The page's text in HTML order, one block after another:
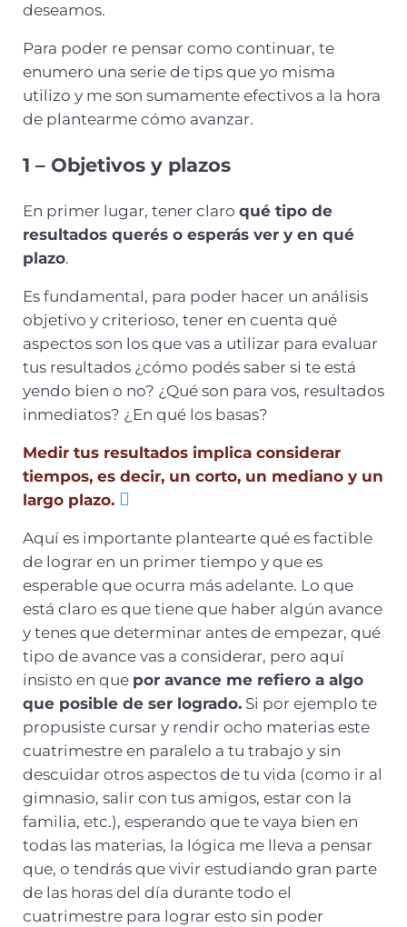
deseamos.
Para poder re pensar como continuar, te
enumero una serie de tips que yo misma
utilizo y me son sumamente efectivos a la hora
de plantearme cómo avanzar.
1 – Objetivos y plazos
En primer lugar, tener claro qué tipo de
resultados querés o esperás ver y en qué
plazo.
Es fundamental, para poder hacer un análisis
objetivo y criterioso, tener en cuenta qué
aspectos son los que vas a utilizar para evaluar
tus resultados ¿cómo podés saber si te está
yendo bien o no? ¿Qué son para vos, resultados
inmediatos? ¿En qué los basas?
Medir tus resultados implica considerar
tiempos, es decir, un corto, un mediano y un
largo plazo.
Aquí es importante plantearte qué es factible
de lograr en un primer tiempo y que es
esperable que ocurra más adelante. Lo que
está claro es que tiene que haber algún avance
y tenes que determinar antes de empezar, qué
tipo de avance vas a considerar, pero aquí
insisto en que por avance me refiero a algo
que posible de ser logrado.Si por ejemplo te
propusiste cursar y rendir ocho materias este
cuatrimestre en paralelo a tu trabajo y sin
descuidar otros aspectos de tu vida (como ir al
gimnasio, salir con tus amigos, estar con la
familia, etc.), esperando que te vaya bien en
todas las materias, la lógica me lleva a pensar
que, o tendrás que vivir estudiando gran parte
de las horas del día durante todo el
cuatrimestre para lograr esto sin poder